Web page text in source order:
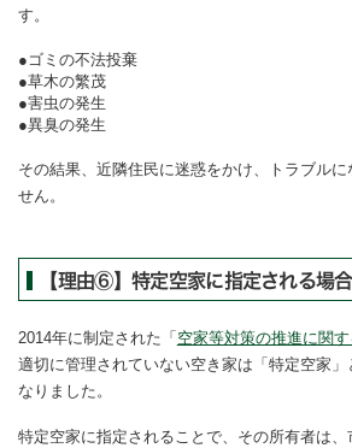
す。
ゴミの不法投棄
草木の繁茂
害虫の発生
異臭の発生
その結果、近隣住民に迷惑をかけ、トラブルに
せん。
【理由⑥】特定空家に指定される場
2014年に制定された「空家等対策の推進に関
適切に管理されていない空き家は「特定空家」
なりました。
特定空家に指定されることで、その所有者は、